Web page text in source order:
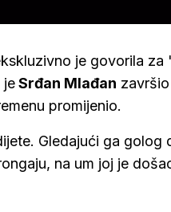
je govorila za
jeSrđan Mlađan
promijenio.
Gledajući ga golog
na um joj je